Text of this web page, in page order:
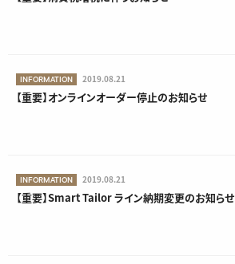
INFORMATION 2019.08.21
【重要】オンラインオーダー停止のお知らせ
INFORMATION 2019.08.21
【重要】Smart Tailor ライン納期変更のお知らせ